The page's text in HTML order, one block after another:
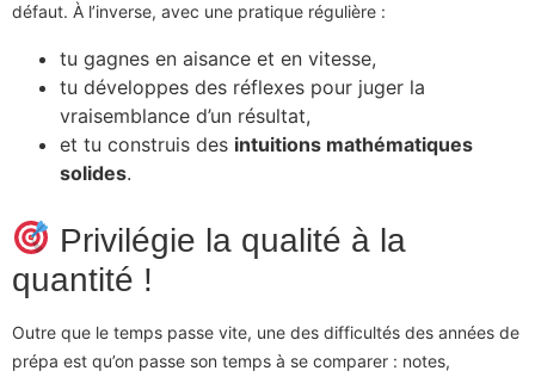
défaut. À l’inverse, avec une pratique régulière :
tu gagnes en aisance et en vitesse,
tu développes des réflexes pour juger la
vraisemblance d’un résultat,
et tu construis des intuitions mathématiques
solides.
Privilégie la qualité à la
quantité !
Outre que le temps passe vite, une des difficultés des années de
prépa est qu’on passe son temps à se comparer : notes,